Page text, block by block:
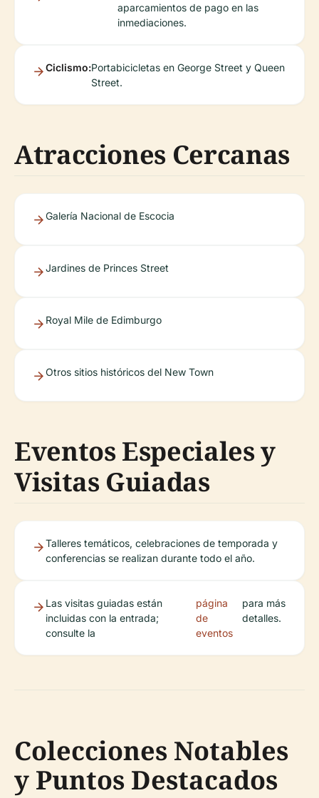
aparcamientos de pago en las
inmediaciones.
Ciclismo:Portabicicletas en George Street y Queen
Street.
Atracciones Cercanas
Galería Nacional de Escocia
Jardines de Princes Street
Royal Mile de Edimburgo
Otros sitios históricos del New Town
Eventos Especiales y
Visitas Guiadas
Talleres temáticos, celebraciones de temporada y
conferencias se realizan durante todo el año.
Las visitas guiadas están
incluidas con la entrada;
consulte la
página
de
eventos
para más
detalles.
Colecciones Notables
y Puntos Destacados